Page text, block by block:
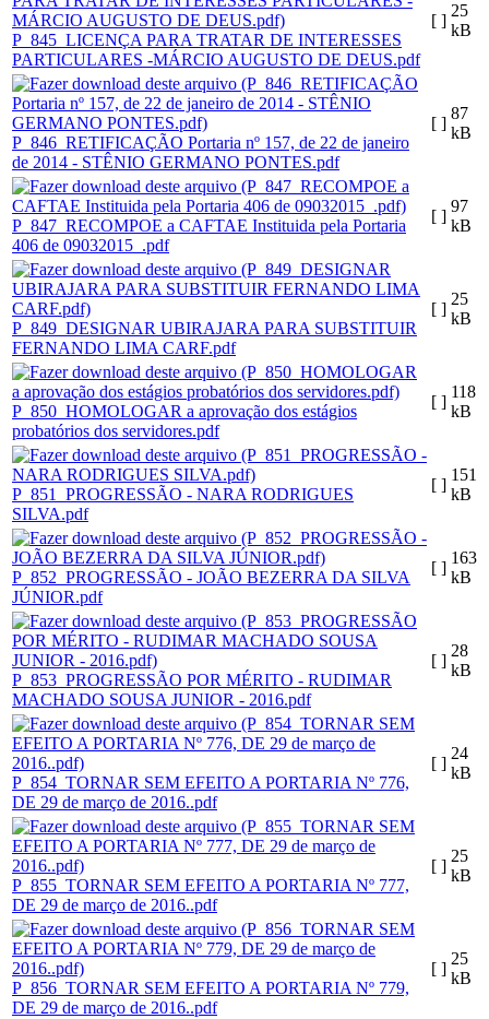
P_845_LICENÇA PARA TRATAR DE INTERESSES
PARTICULARES -MÁRCIO AUGUSTO DE DEUS.pdf
[ ]
25
kB
P_846_RETIFICAÇÃO Portaria nº 157, de 22 de janeiro
de 2014 - STÊNIO GERMANO PONTES.pdf
[ ]
87
kB
P_847_RECOMPOE a CAFTAE Instituida pela Portaria
406 de 09032015_.pdf
[ ]
97
kB
P_849_DESIGNAR UBIRAJARA PARA SUBSTITUIR
FERNANDO LIMA CARF.pdf
[ ]
25
kB
P_850_HOMOLOGAR a aprovação dos estágios
probatórios dos servidores.pdf
[ ]
118
kB
P_851_PROGRESSÃO - NARA RODRIGUES
SILVA.pdf
[ ]
151
kB
P_852_PROGRESSÃO - JOÃO BEZERRA DA SILVA
JÚNIOR.pdf
[ ]
163
kB
P_853_PROGRESSÃO POR MÉRITO - RUDIMAR
MACHADO SOUSA JUNIOR - 2016.pdf
[ ]
28
kB
P_854_TORNAR SEM EFEITO A PORTARIA Nº 776,
DE 29 de março de 2016..pdf
[ ]
24
kB
P_855_TORNAR SEM EFEITO A PORTARIA Nº 777,
DE 29 de março de 2016..pdf
[ ]
25
kB
P_856_TORNAR SEM EFEITO A PORTARIA Nº 779,
DE 29 de março de 2016..pdf
[ ]
25
kB